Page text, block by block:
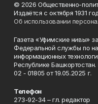
© 2026 Общественно-
Издаётся с октября 1931
Об использовании
Газета «Уфимские нивы»
Федеральной службы по
информационных
Республике
02 - 01805 от 19.05.2025 г.
Телефон
273-92-34 – гл. редактор